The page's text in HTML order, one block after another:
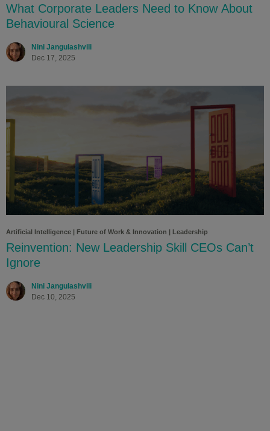
What Corporate Leaders Need to Know About
Behavioural Science
Nini Jangulashvili
Dec 17, 2025
Artificial Intelligence Future of Work & Innovation Leadership
Reinvention: New Leadership Skill CEOs Can’t
Ignore
Nini Jangulashvili
Dec 10, 2025